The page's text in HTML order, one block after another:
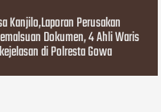
Kanjilo,Laporan Perusakan
Dokumen, 4 Ahli Waris
di Polresta Gowa